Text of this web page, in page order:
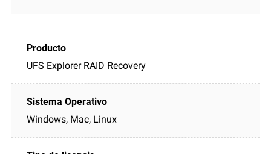
UFS Explorer RAID Recovery
Windows, Mac, Linux